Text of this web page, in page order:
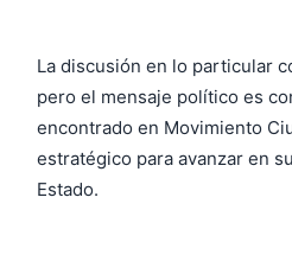
La discusión en lo particular
pero el mensaje político es
encontrado en Movimiento
estratégico para avanzar en
Estado.